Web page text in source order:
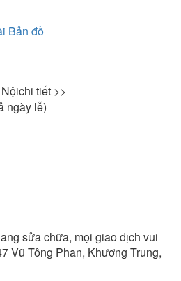
Bản đồ
chi tiết >>
ngày lễ)
sửa chữa, mọi giao dịch vui
Vũ Tông Phan, Khương Trung,